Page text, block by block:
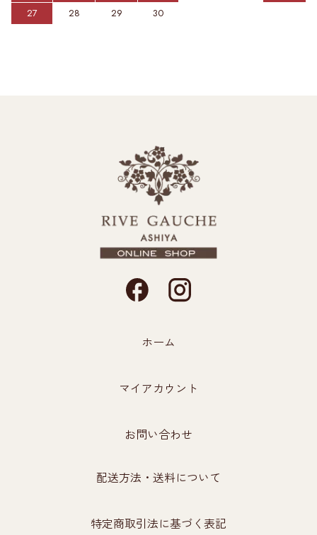
27
28 29 30
ホーム
マイアカウント
お問い合わせ
配送方法・送料について
特定商取引法に基づく表記